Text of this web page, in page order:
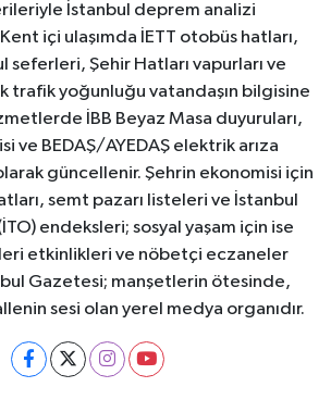
İstanbul deprem analizi
içi ulaşımda İETT otobüs hatları,
seferleri, Şehir Hatları vapurları ve
trafik yoğunluğu vatandaşın bilgisine
İBB Beyaz Masa duyuruları,
ve BEDAŞ/AYEDAŞ elektrik arıza
güncellenir. Şehrin ekonomisi için
semt pazarı listeleri ve İstanbul
endeksleri; sosyal yaşam için ise
etkinlikleri ve nöbetçi eczaneler
Gazetesi; manşetlerin ötesinde,
sesi olan yerel medya organıdır.